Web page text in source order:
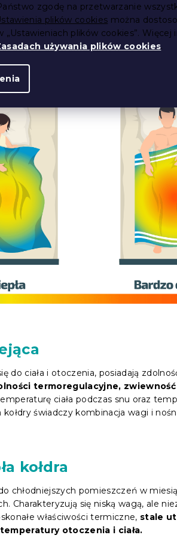
zgodę na przetwarzanie
plików cookies można
„Ustawieniach plików cookies”. Więcej
używania plików cookies.
dużej przestrzeni do
przez osoby mieszkające w
waha się od 250 g/m2 do 400 g/m2.
chłodniejsze kołdry, natomiast
reguluje temperaturę przez cały
do ciała i otoczenia, posiadają
termoregulacyjne,
ciała podczas snu oraz
świadczy kombinacja wagi i
kołdra
chłodniejszych pomieszczeń w
Charakteryzują się niską wagą, ale
właściwości termiczne, stale
otoczenia i ciała.